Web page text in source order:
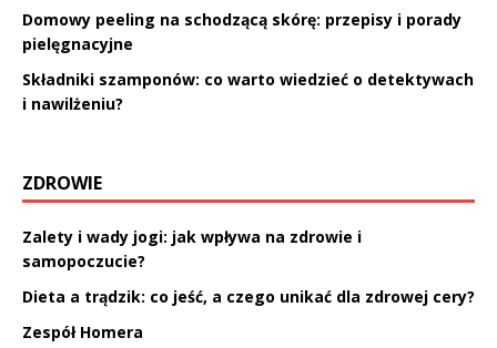
Domowy peeling na schodzącą skórę: przepisy i porady
pielęgnacyjne
Składniki szamponów: co warto wiedzieć o detektywach
i nawilżeniu?
ZDROWIE
Zalety i wady jogi: jak wpływa na zdrowie i
samopoczucie?
Dieta a trądzik: co jeść, a czego unikać dla zdrowej cery?
Zespół Homera